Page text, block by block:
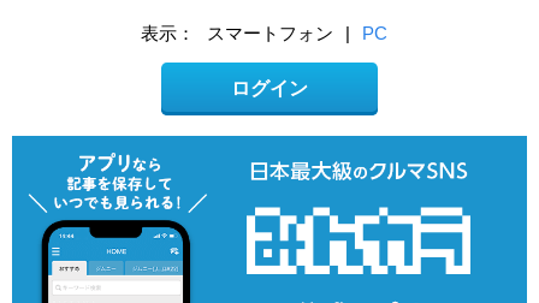
表示： スマートフォン | PC
ログイン